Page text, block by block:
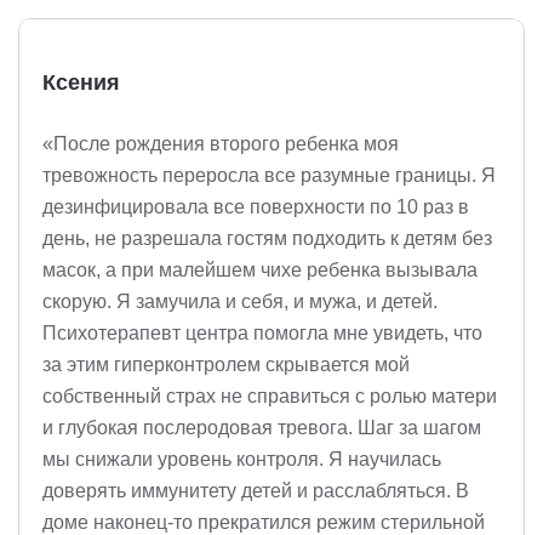
Ксения
«После рождения второго ребенка моя
тревожность переросла все разумные границы. Я
дезинфицировала все поверхности по 10 раз в
день, не разрешала гостям подходить к детям без
масок, а при малейшем чихе ребенка вызывала
скорую. Я замучила и себя, и мужа, и детей.
Психотерапевт центра помогла мне увидеть, что
за этим гиперконтролем скрывается мой
собственный страх не справиться с ролью матери
и глубокая послеродовая тревога. Шаг за шагом
мы снижали уровень контроля. Я научилась
доверять иммунитету детей и расслабляться. В
доме наконец-то прекратился режим стерильной